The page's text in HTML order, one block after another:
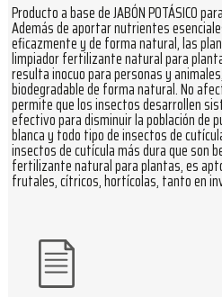
Producto a base de JABÓN POTÁSICO
Además de aportar nutrientes
eficazmente y de forma natural, las
limpiador fertilizante natural para
resulta inocuo para personas y
biodegradable de forma natural. No
permite que los insectos desarrollen
efectivo para disminuir la población de
blanca y todo tipo de insectos de
insectos de cutícula más dura que son
fertilizante natural para plantas, es
frutales, cítricos, hortícolas, tanto en